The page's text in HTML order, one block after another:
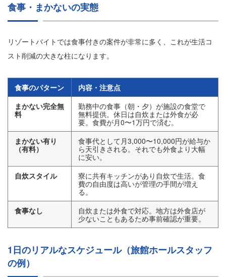
食事・まかないの実態
リゾートバイトでは食事付きの案件が非常に多く、これが生活コ
スト削減の大きな柱になります。
食事のパターン
内容・注意点
まかない完全無
料
勤務中の食事（朝・夕）が施設の食堂で
無料提供。休日は自炊または外食が必
要。食費が月0〜1万円で済む。
まかない有り
（有料）
食事代として月3,000〜10,000円が給与か
ら天引きされる。それでも外食より大幅
に安い。
自炊スタイル
寮に共有キッチンがあり自炊で生活。食
費の自由度は高いが管理の手間が増え
る。
食事なし
自炊または外食で対応。地方は外食店が
少ないこともあるため事前確認が重要。
1日のリアルなスケジュール（旅館ホールスタッフ
の例）